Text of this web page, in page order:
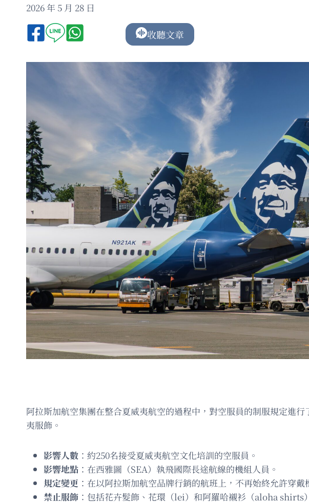
2026 年 5 月 28 日
收聽文章
阿拉斯加航空集團在整合夏威夷航空的過程中，對空服員的制服規定進
夷服飾。
影響人數 ：約250名接受夏威夷航空文化培訓的空服員。
影響地點 ：在西雅圖（SEA）執飛國際長途航線的機組人員。
規定變更 ：在以阿拉斯加航空品牌行銷的航班上，不再始終允許穿戴
禁止服飾 ：包括花卉髮飾、花環（lei）和阿羅哈襯衫（aloha shirts